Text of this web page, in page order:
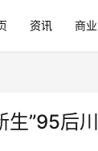
资讯 商业
生”95后